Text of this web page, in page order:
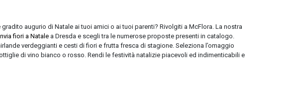
augurio di Natale ai tuoi amici o ai tuoi parenti? Rivolgiti a McFlora. La nostra
fiori a Natale a Dresda e scegli tra le numerose proposte presenti in catalogo.
verdeggianti e cesti di fiori e frutta fresca di stagione. Seleziona l’omaggio
di vino bianco o rosso. Rendi le festività natalizie piacevoli ed indimenticabili e